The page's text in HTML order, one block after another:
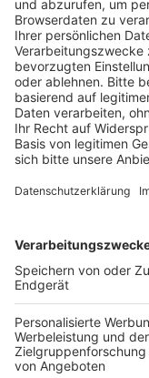
Am
an einem
einen größeren
gingen mehrere
eine starke
Einsatzkräfte vor
Mülltonnen in
den Brand schnell
Feuers und zur
konnte die
Anzeige
Weitere